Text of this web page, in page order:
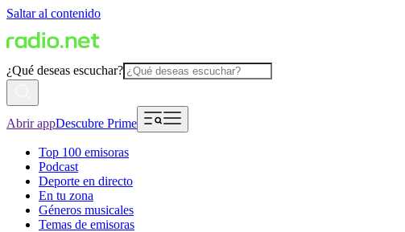
Saltar al contenido
¿Qué deseas escuchar?
Abrir appDescubre Prime
Top 100 emisoras
Podcast
Deporte en directo
En tu zona
Géneros musicales
Temas de emisoras